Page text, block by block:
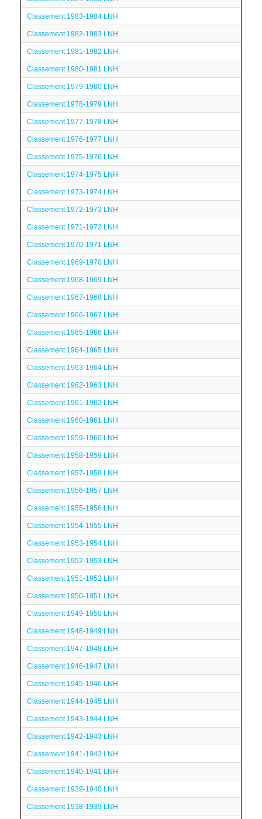
Classement 1983-1984 LNH
Classement 1982-1983 LNH
Classement 1981-1982 LNH
Classement 1980-1981 LNH
Classement 1979-1980 LNH
Classement 1978-1979 LNH
Classement 1977-1978 LNH
Classement 1976-1977 LNH
Classement 1975-1976 LNH
Classement 1974-1975 LNH
Classement 1973-1974 LNH
Classement 1972-1973 LNH
Classement 1971-1972 LNH
Classement 1970-1971 LNH
Classement 1969-1970 LNH
Classement 1968-1969 LNH
Classement 1967-1968 LNH
Classement 1966-1967 LNH
Classement 1965-1966 LNH
Classement 1964-1965 LNH
Classement 1963-1964 LNH
Classement 1962-1963 LNH
Classement 1961-1962 LNH
Classement 1960-1961 LNH
Classement 1959-1960 LNH
Classement 1958-1959 LNH
Classement 1957-1958 LNH
Classement 1956-1957 LNH
Classement 1955-1956 LNH
Classement 1954-1955 LNH
Classement 1953-1954 LNH
Classement 1952-1953 LNH
Classement 1951-1952 LNH
Classement 1950-1951 LNH
Classement 1949-1950 LNH
Classement 1948-1949 LNH
Classement 1947-1948 LNH
Classement 1946-1947 LNH
Classement 1945-1946 LNH
Classement 1944-1945 LNH
Classement 1943-1944 LNH
Classement 1942-1943 LNH
Classement 1941-1942 LNH
Classement 1940-1941 LNH
Classement 1939-1940 LNH
Classement 1938-1939 LNH